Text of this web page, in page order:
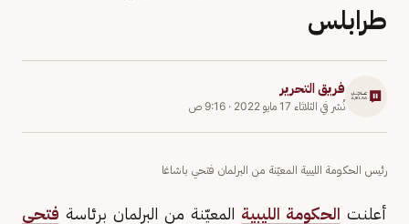
طرابلس
فريق التحرير
نُشر في الثلاثاء 17 مايو 2022 · 9:16 ص
رئيس الحكومة الليبية المعيّنة من البرلمان فتحي باشاغا
أعلنت الحكومة الليبية المعيّنة من البرلمان برئاسة فتحي